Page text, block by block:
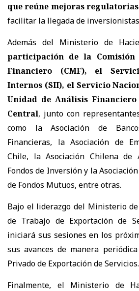
que reúne mejoras
facilitar la llegada de
Además del Ministerio de
participación de la
Financiero (CMF), el
Internos (SII), el Servicio
Unidad de Análisis
Central, junto con
como la Asociación de
Financieras, la Asociación de
Chile, la Asociación Chilena de
Fondos de Inversión y la
de Fondos Mutuos, entre otras.
Bajo el liderazgo del Ministerio
de Trabajo de Exportación de
iniciará sus sesiones en los
sus avances de manera
Privado de Exportación de Servicios.
Finalmente, el Ministerio de